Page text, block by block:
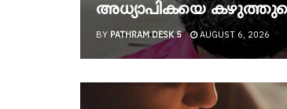
അധ്യാപികയെ
BY PATHRAM DESK 5 AUGUST 6, 2026